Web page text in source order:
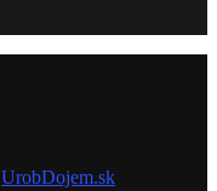
UrobDojem.sk